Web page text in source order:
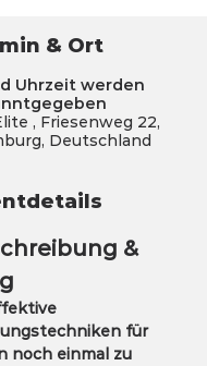
& Ort
Uhrzeit werden
, Friesenweg 22,
Deutschland
&
für
noch einmal zu